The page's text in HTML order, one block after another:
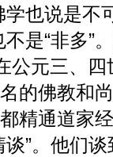
学也说是不
不是“非多”
公元三、
的佛教和
精通道家
谈”。他们